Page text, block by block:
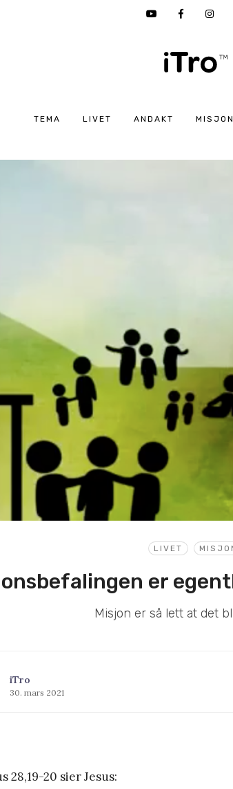
TEMA LIVET ANDAKT MISJON
LIVET
er
Misjon er så lett at det
iTro
30. mars 2021
28,19-20 sier Jesus: